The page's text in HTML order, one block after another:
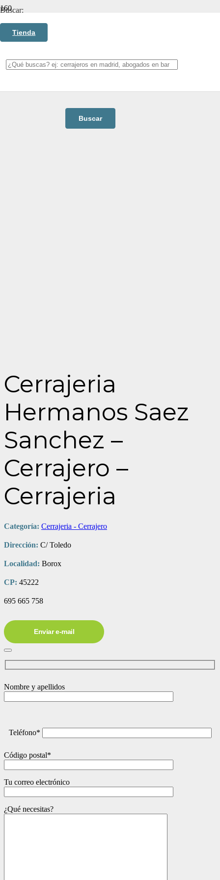
Tienda
Buscar:
Categorías
Cerrajeria
Hermanos Saez
Sanchez –
Cerrajero –
Cerrajeria
Categoría: Cerrajeria - Cerrajero
Dirección: C/ Toledo
Localidad: Borox
CP: 45222
695 665 758
Enviar e-mail
Nombre y apellidos
Teléfono*
Código postal*
Tu correo electrónico
¿Qué necesitas?